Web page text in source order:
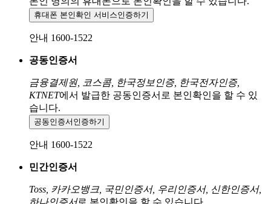
휴대폰 본인확인 서비스인증하기
안내 1600-1522
공동인증서
금융결제원, 코스콤, 한국정보인증, 한국전자인증,
KTNET에서 발급한 공동인증서로 본인확인을 할 수 있
습니다.
공동인증서 인증하기
안내 1600-1522
민간인증서
Toss, 카카오뱅크, 국민인증서, 우리인증서, 신한인증서,